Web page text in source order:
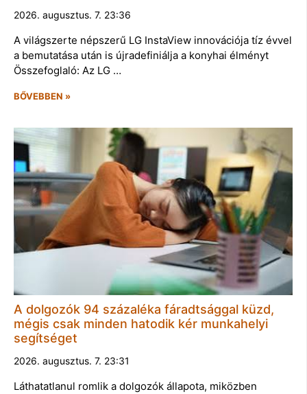
2026. augusztus. 7. 23:36
A világszerte népszerű LG InstaView innovációja tíz évvel
a bemutatása után is újradefiniálja a konyhai élményt
Összefoglaló: Az LG …
BŐVEBBEN »
A dolgozók 94 százaléka fáradtsággal küzd,
mégis csak minden hatodik kér munkahelyi
segítséget
2026. augusztus. 7. 23:31
Láthatatlanul romlik a dolgozók állapota, miközben